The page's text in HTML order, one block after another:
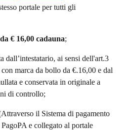
portale per tutti gli
€ 16,00 cadauna;
dall’intestatario, ai sensi dell'art.3
marca da bollo da €.16,00 e dal
e conservata in originale a
di controllo;
il Sistema di pagamento
e collegato al portale